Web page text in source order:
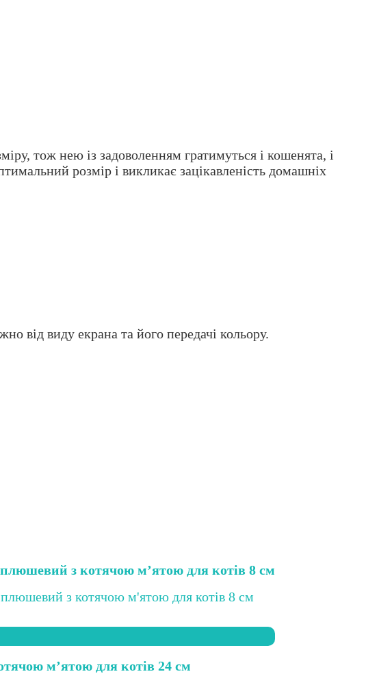
тож нею із задоволенням гратимуться і кошенята, і
розмір і викликає зацікавленість домашніх
від виду екрана та його передачі кольору.
з котячою м’ятою для котів 8 см
м’ятою для котів 24 см